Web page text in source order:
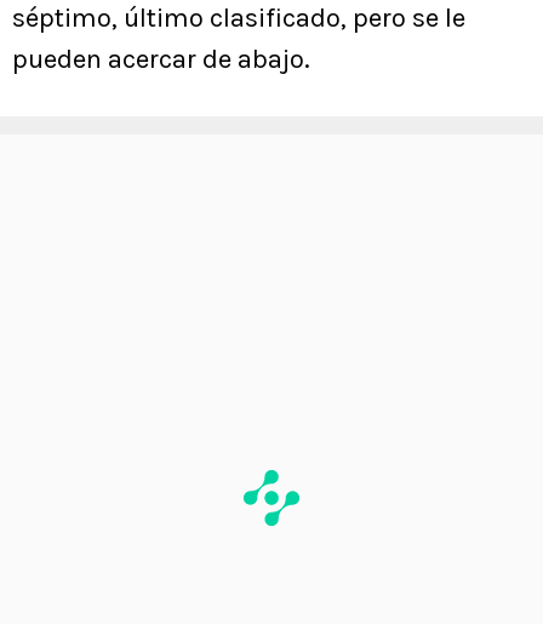
séptimo, último clasificado, pero se le
pueden acercar de abajo.